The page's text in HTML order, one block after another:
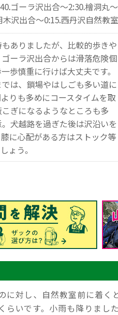
ゴーラ沢出合～2:30.檜洞丸～
木沢出合～0:15.西丹沢自然教室
ありましたが、比較的歩きや
ーラ沢出合からは滑落危険個
歩慎重に行けば大丈夫です。
は、鎖場やはしごも多い道に
りも多めにコースタイムを取
ぎになるようなところも多
犬越路を過ぎた後は沢沿いを
に心配がある方はストック等
ょう。
に対し、自然教室前に着く
らいです。小雨も降りまし